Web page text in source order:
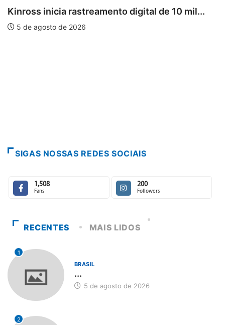
de 10 mil... Mia Couto, Miriam Leitão e
SIGAS NOSSAS REDES SOCIAIS
1,508
Fans
200
Followers
RECENTES MAIS LIDOS
1
BRASIL
...
5 de agosto de 2026
2